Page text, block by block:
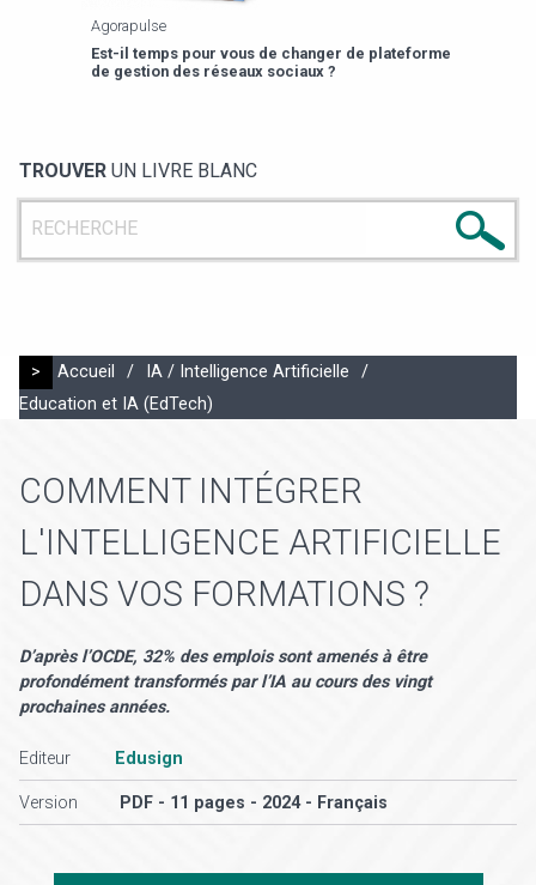
Agorapulse
Est-il temps pour vous de changer de plateforme
de gestion des réseaux sociaux ?
TROUVER UN LIVRE BLANC
> Accueil / IA / Intelligence Artificielle
/
Education et IA (EdTech)
COMMENT INTÉGRER
L'INTELLIGENCE ARTIFICIELLE
DANS VOS FORMATIONS ?
D’après l’OCDE, 32% des emplois sont amenés à être
profondément transformés par l’IA au cours des vingt
prochaines années.
Editeur Edusign
Version PDF - 11 pages - 2024 - Français